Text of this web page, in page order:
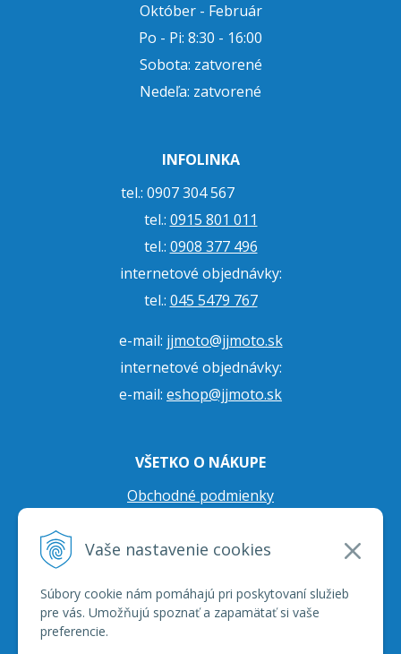
Vaše nastavenie cookies
Súbory cookie nám pomáhajú pri poskytovaní služieb
pre vás. Umožňujú spoznať a zapamätať si vaše
preferencie.
Október - Február
Po - Pi: 8:30 - 16:00
Sobota: zatvorené
Nedeľa: zatvorené
INFOLINKA
tel.: 0907 304 567
tel.: 0915 801 011
tel.: 0908 377 496
internetové objednávky:
tel.: 045 5479 767
e-mail: jjmoto@jjmoto.sk
internetové objednávky:
e-mail: eshop@jjmoto.sk
VŠETKO O NÁKUPE
Obchodné podmienky
Prepravné podmienky